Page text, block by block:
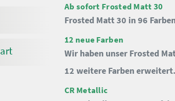
Ab sofort Frosted Matt 30
Frosted Matt 30 in 96
12 neue Farben
Wir haben unser Frosted
12 weitere Farben erweitert.
CR Metallic